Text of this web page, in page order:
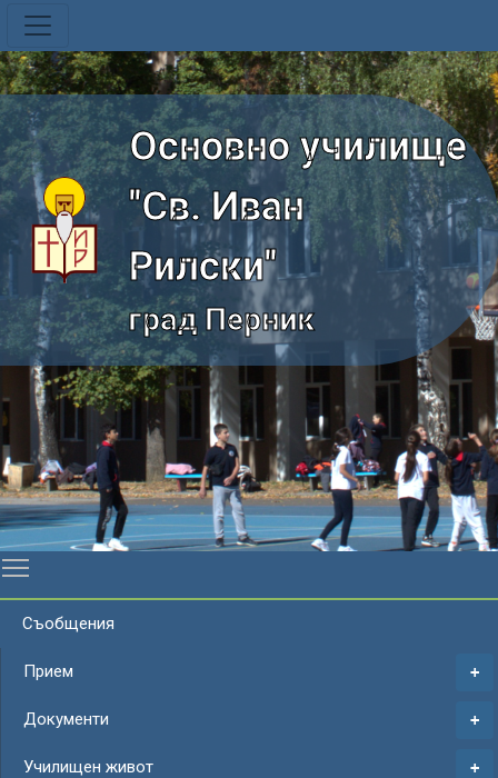
Основно училище
"Св. Иван
Рилски"
град Перник
Съобщения
Прием
Документи
Училищен живот